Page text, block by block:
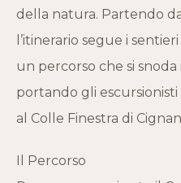
della natura. Partendo
l’itinerario segue i
un percorso che si
portando gli
al Colle Finestra di
Il Percorso